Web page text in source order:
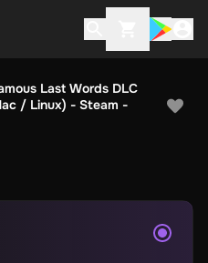
Last Words DLC
/ Linux) - Steam -